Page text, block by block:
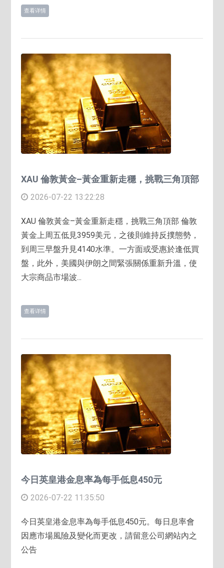
查看详情
XAU 倫敦黃金–黃金重新走穩，挑戰三角頂部
2026-07-22 13:22:28
XAU 倫敦黃金–黃金重新走穩，挑戰三角頂部 倫敦
黃金上周五低見3959美元，之後則維持反撲態勢，
到周三早盤升見4140水準。一方面或受惠於逢低買
盤，此外，美國與伊朗之間緊張關係重新升溫，使
大宗商品市場波...
查看详情
今日英皇港金息率為每手低息450元
2026-07-22 11:35:50
今日英皇港金息率為每手低息450元。每日息率會
因應市場風險及變化而更改，請留意公司網站內之
公告